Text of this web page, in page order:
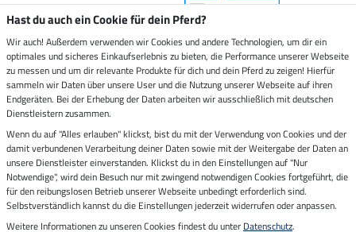
Zustellung durch
Sicher bezahlen mit
Rechnung Vorkasse
Impressum
Hast du auch ein Cookie für dein Pferd?
Wir auch! Außerdem verwenden wir Cookies und andere Technologien, um dir ein
optimales und sicheres Einkaufserlebnis zu bieten, die Performance unserer Webseite
zu messen und um dir relevante Produkte für dich und dein Pferd zu zeigen! Hierfür
sammeln wir Daten über unsere User und die Nutzung unserer Webseite auf ihren
Endgeräten. Bei der Erhebung der Daten arbeiten wir ausschließlich mit deutschen
Dienstleistern zusammen.
Wenn du auf "Alles erlauben" klickst, bist du mit der Verwendung von Cookies und der
damit verbundenen Verarbeitung deiner Daten sowie mit der Weitergabe der Daten an
unsere Dienstleister einverstanden. Klickst du in den Einstellungen auf "Nur
Notwendige", wird dein Besuch nur mit zwingend notwendigen Cookies fortgeführt, die
für den reibungslosen Betrieb unserer Webseite unbedingt erforderlich sind.
Selbstverständlich kannst du die Einstellungen jederzeit widerrufen oder anpassen.
Weitere Informationen zu unseren Cookies findest du unter Datenschutz.